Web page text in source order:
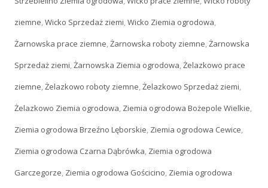
ziemne,Wicko Sprzedaż ziemi,Wicko Ziemia ogrodowa,
Żarnowska prace ziemne,Żarnowska roboty ziemne,Żarnowska
Sprzedaż ziemi,Żarnowska Ziemia ogrodowa,Żelazkowo prace
ziemne,Żelazkowo roboty ziemne,Żelazkowo Sprzedaż ziemi,
Żelazkowo Ziemia ogrodowa, Ziemia ogrodowa Bożepole Wielkie,
Ziemia ogrodowa Brzeźno Lęborskie, Ziemia ogrodowa Cewice,
Ziemia ogrodowa Czarna Dąbrówka, Ziemia ogrodowa
Garczegorze, Ziemia ogrodowa Gościcino, Ziemia ogrodowa